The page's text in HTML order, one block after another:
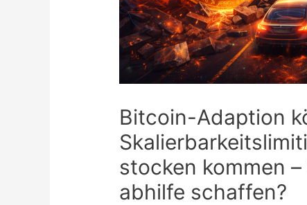
Bitcoin-Adaption
stocken kommen
abhilfe schaffen?